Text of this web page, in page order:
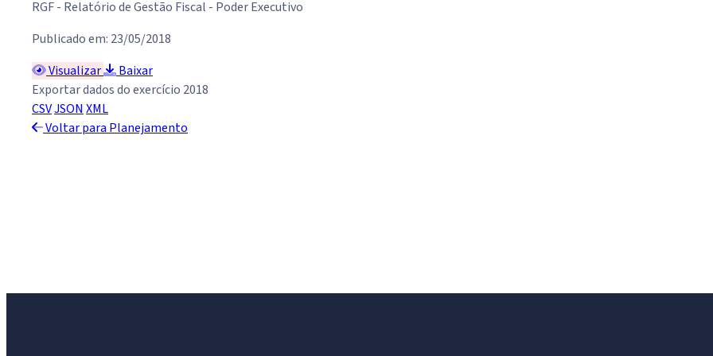
RGF - Relatório de Gestão Fiscal - Poder Executivo
Publicado em: 23/05/2018
Visualizar
Baixar
Exportar dados do exercício 2018
CSVJSON XML
Voltar para Planejamento